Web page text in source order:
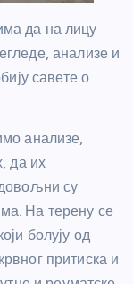
да на лицу
анализе и
савете о
анализе,
да их
су
На терену се
болују од
притиска и